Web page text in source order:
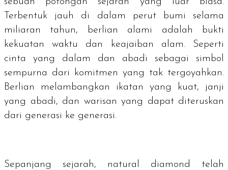
Terbentuk jauh di dalam perut bumi selama
miliaran tahun, berlian alami adalah bukti
kekuatan waktu dan keajaiban alam. Seperti
cinta yang dalam dan abadi sebagai simbol
sempurna dari komitmen yang tak tergoyahkan.
Berlian melambangkan ikatan yang kuat, janji
yang abadi, dan warisan yang dapat diteruskan
dari generasi ke generasi.
Sepanjang sejarah, natural diamond
telah